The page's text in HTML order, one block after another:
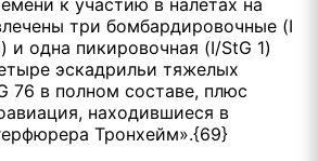
к участию в налетах на
три бомбардировочные (I
и одна пикировочная (I/StG 1)
эскадрильи тяжелых
76 в полном составе, плюс
находившиеся в
Тронхейм».{69}